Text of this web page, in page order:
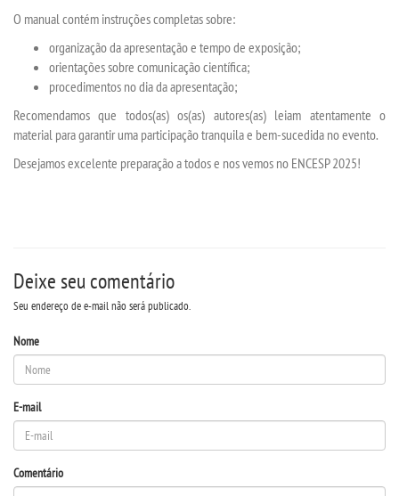
PUBLICAÇÕES
DESTAQUES
UNIESP NEWS
REPOSITÓRIO
WEBMAIL
UNIESP
O manual contém instruções completas sobre:
organização da apresentação e tempo de exposição;
orientações sobre comunicação científica;
procedimentos no dia da apresentação;
Recomendamos que todos(as) os(as) autores(as) leiam atentamente o
material para garantir uma participação tranquila e bem-sucedida no evento.
Desejamos excelente preparação a todos e nos vemos no ENCESP 2025!
Deixe seu comentário
Seu endereço de e-mail não será publicado.
Nome
E-mail
Comentário